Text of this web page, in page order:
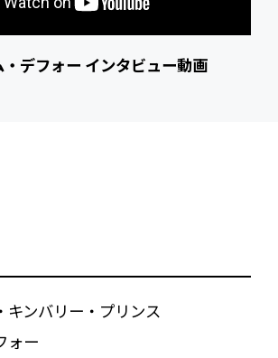
・デフォー インタビュー動画
キンバリー・プリンス
ォー